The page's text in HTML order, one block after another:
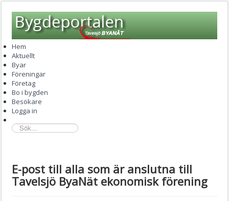
Hem
Aktuellt
Byar
Föreningar
Företag
Bo i bygden
Besökare
Logga in
sök...
E-post till alla som är anslutna till
Tavelsjö ByaNät ekonomisk förening